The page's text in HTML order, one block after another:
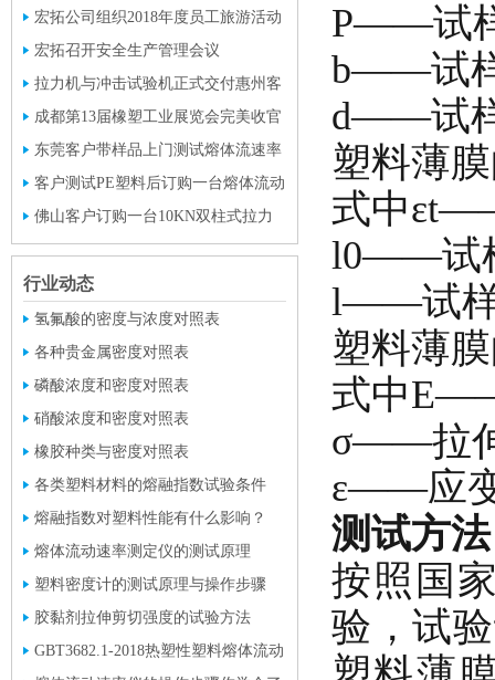
P——试
b——试
d——试
塑料薄
式中
l0——试
l——试样
塑料薄
式中
σ——拉
ε——应
测试方法
按照国
验，试
束宏拓公司组织2018年度员工旅游活动
宏拓召开安全生产管理会议
拉力机与冲击试验机正式交付惠州客
户使用
成都第13届橡塑工业展览会完美收官
东莞客户带样品上门测试熔体流速率
与密度
客户测试PE塑料后订购一台熔体流动
速率仪与密度计
佛山客户订购一台10KN双柱式拉力
试验机
行业动态
氢氟酸的密度与浓度对照表
各种贵金属密度对照表
磷酸浓度和密度对照表
硝酸浓度和密度对照表
橡胶种类与密度对照表
各类塑料材料的熔融指数试验条件
熔融指数对塑料性能有什么影响？
熔体流动速率测定仪的测试原理
塑料密度计的测试原理与操作步骤
胶黏剂拉伸剪切强度的试验方法
GBT3682.1-2018热塑性塑料熔体流动